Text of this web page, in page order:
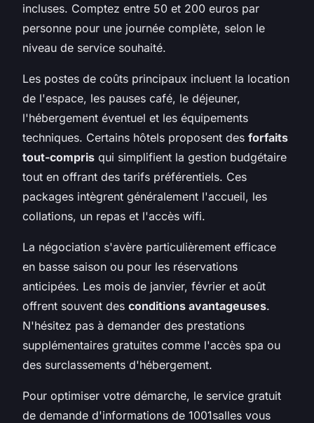
incluses. Comptez entre 50 et 200 euros par
personne pour une journée complète, selon le
niveau de service souhaité.
Les postes de coûts principaux incluent la location
de l'espace, les pauses café, le déjeuner,
l'hébergement éventuel et les équipements
techniques. Certains hôtels proposent des forfaits
tout-compris qui simplifient la gestion budgétaire
tout en offrant des tarifs préférentiels. Ces
packages intègrent généralement l'accueil, les
collations, un repas et l'accès wifi.
La négociation s'avère particulièrement efficace
en basse saison ou pour les réservations
anticipées. Les mois de janvier, février et août
offrent souvent des conditions avantageuses.
N'hésitez pas à demander des prestations
supplémentaires gratuites comme l'accès spa ou
des surclassements d'hébergement.
Pour optimiser votre démarche, le service gratuit
de demande d'informations de 1001salles vous